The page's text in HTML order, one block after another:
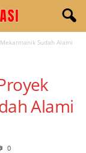
Sudah Alami
Alami
0